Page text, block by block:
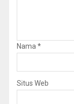
Nama*
Situs Web